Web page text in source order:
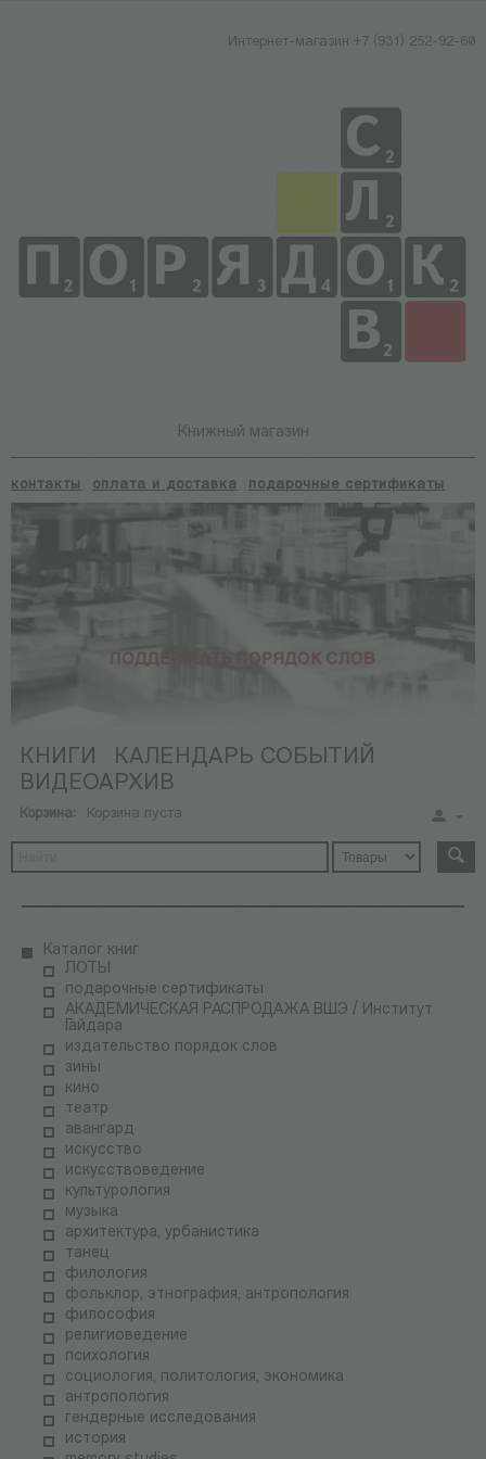
Интернет-магазин +7 (931) 252-92-60
Книжный магазин
контакты оплата и доставка подарочные сертификаты
КНИГИ
КАЛЕНДАРЬ СОБЫТИЙ
ВИДЕОАРХИВ
Корзина: Корзина пуста
Каталог книг
ЛОТЫ
подарочные сертификаты
АКАДЕМИЧЕСКАЯ РАСПРОДАЖА ВШЭ / Институт
Гайдара
издательство порядок слов
зины
кино
театр
авангард
искусство
искусствоведение
культурология
музыка
архитектура, урбанистика
танец
филология
фольклор, этнография, антропология
философия
религиоведение
психология
социология, политология, экономика
антропология
гендерные исследования
история